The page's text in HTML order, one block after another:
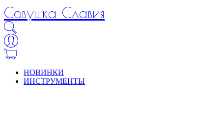
Совушка Славия
НОВИНКИ
ИНСТРУМЕНТЫ